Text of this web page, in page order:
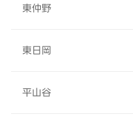
東仲野
東日岡
平山谷